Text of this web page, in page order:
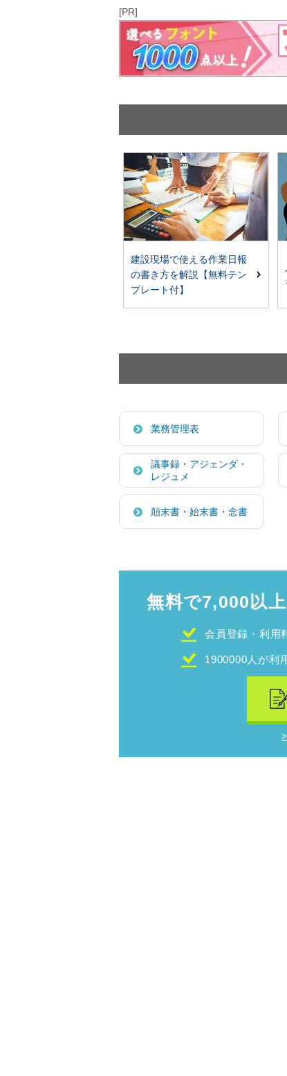
[PR]
建設現場で使える作業日報
の書き方を解説【無料テン
プレート付】
業務管理表
議事録・アジェンダ・
レジュメ
顛末書・始末書・念書
無料で7,000以
会員登録・利用
1900000人が利